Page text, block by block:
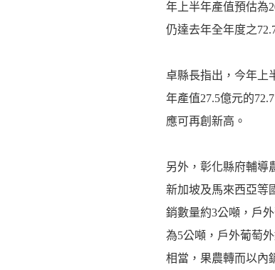
年上半年產值預估為
仍達去年全年度之
卓縣長指出，今年上
年產值27.5億元的
應可再創新高。
另外，彰化縣府輔導
新加坡及馬來西亞等
銷數量約3公噸，戶
為5公噸，戶外葡萄
相當，果農轉而以內